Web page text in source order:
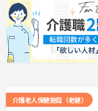
介護老人保健施設（老健）